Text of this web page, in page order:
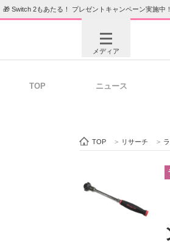
🎁 Switch 2もあたる！ プレゼントキャンペーン実施中！
メディア
ビジネスと働き方
TOP ニュース
TOP > リサーチ >